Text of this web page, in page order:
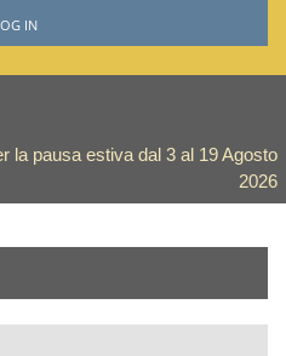
IN
la pausa estiva dal 3 al 19 Agosto
2026